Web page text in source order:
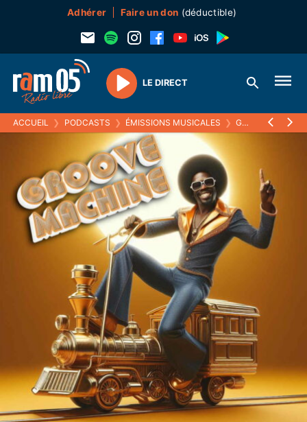
Adhérer Faire un don (déductible)
Play
LE DIRECT
ACCUEIL ❯ PODCASTS ❯ ÉMISSIONS MUSICALES ❯ GROOVE MACHINE